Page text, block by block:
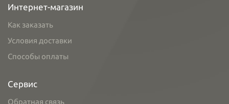
Интернет-магазин
Как заказать
Условия доставки
Способы оплаты
Сервис
Обратная связь